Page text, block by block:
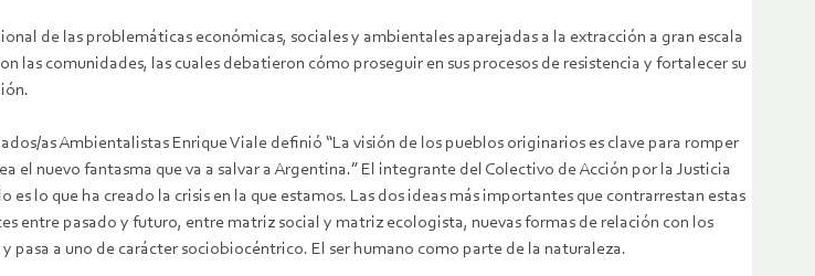
de las problemáticas económicas, sociales y ambientales aparejadas a la extracción a gran escala
comunidades, las cuales debatieron cómo proseguir en sus procesos de resistencia y fortalecer su
as Ambientalistas Enrique Viale definió “La visión de los pueblos originarios es clave para romper
el nuevo fantasma que va a salvar a Argentina.” El integrante del Colectivo de Acción por la Justicia
lo que ha creado la crisis en la que estamos. Las dos ideas más importantes que contrarrestan estas
entre pasado y futuro, entre matriz social y matriz ecologista, nuevas formas de relación con los
pasa a uno de carácter sociobiocéntrico. El ser humano como parte de la naturaleza.